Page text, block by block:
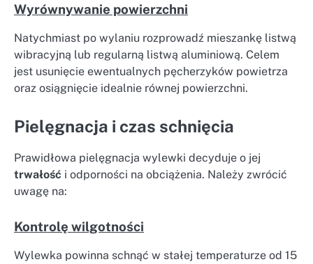
Wyrównywanie powierzchni
Natychmiast po wylaniu rozprowadź mieszankę listwą
wibracyjną lub regularną listwą aluminiową. Celem
jest usunięcie ewentualnych pęcherzyków powietrza
oraz osiągnięcie idealnie równej powierzchni.
Pielęgnacja i czas schnięcia
Prawidłowa pielęgnacja wylewki decyduje o jej
trwałość i odporności na obciążenia. Należy zwrócić
uwagę na:
Kontrolę wilgotności
Wylewka powinna schnąć w stałej temperaturze od 15